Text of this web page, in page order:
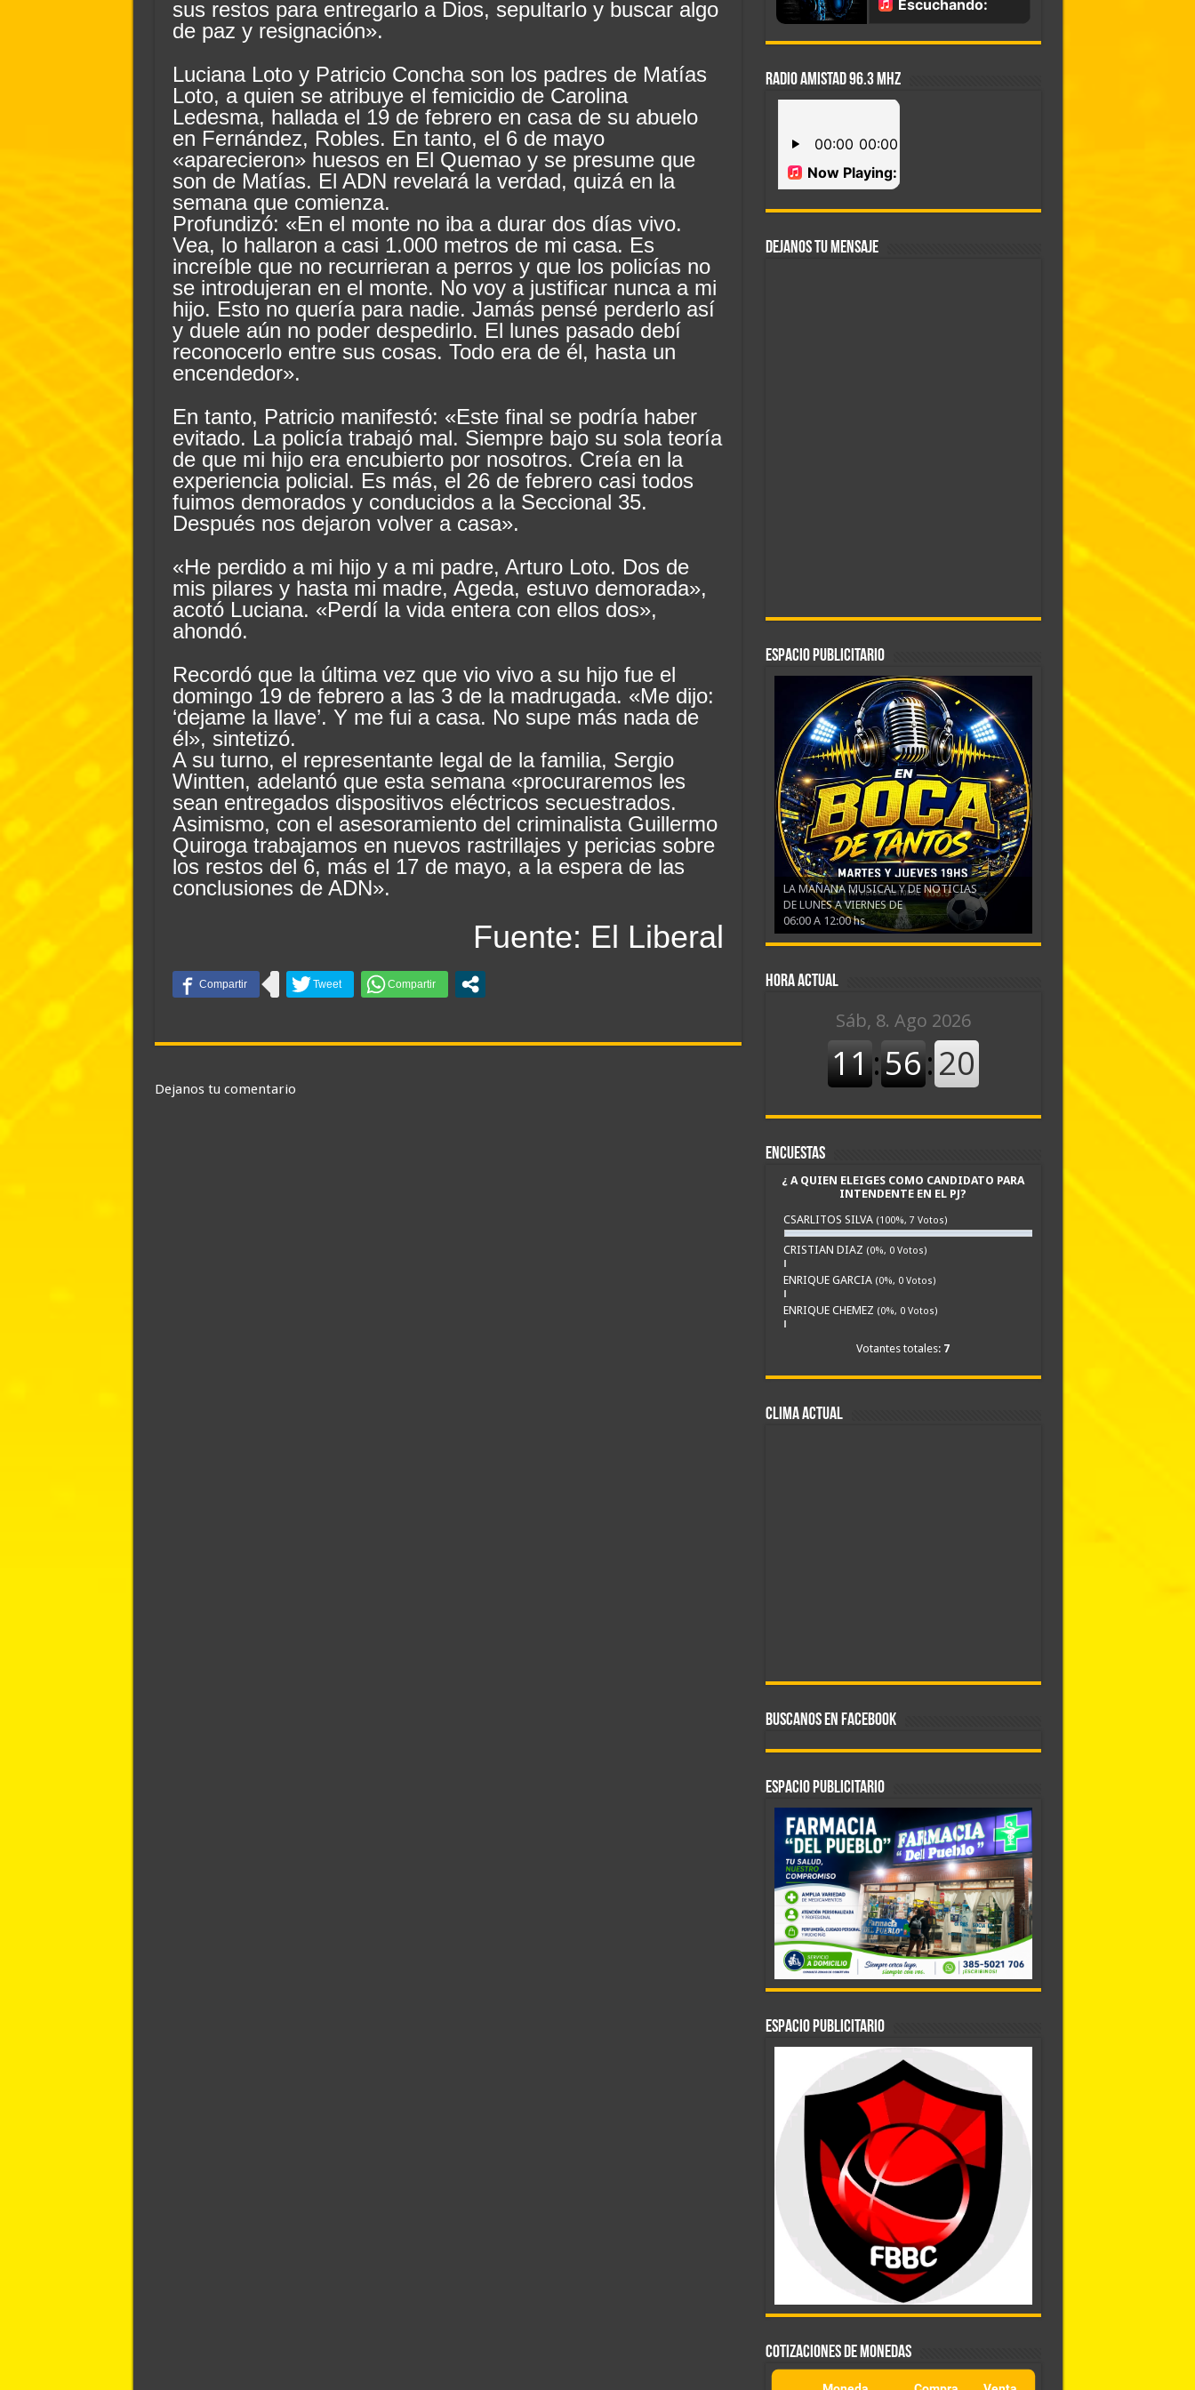
sus restos para entregarlo a Dios, sepultarlo y buscar algo
de paz y resignación».
Luciana Loto y Patricio Concha son los padres de Matías
Loto, a quien se atribuye el femicidio de Carolina
Ledesma, hallada el 19 de febrero en casa de su abuelo
en Fernández, Robles. En tanto, el 6 de mayo
«aparecieron» huesos en El Quemao y se presume que
son de Matías. El ADN revelará la verdad, quizá en la
semana que comienza.
Profundizó: «En el monte no iba a durar dos días vivo.
Vea, lo hallaron a casi 1.000 metros de mi casa. Es
increíble que no recurrieran a perros y que los policías no
se introdujeran en el monte. No voy a justificar nunca a mi
hijo. Esto no quería para nadie. Jamás pensé perderlo así
y duele aún no poder despedirlo. El lunes pasado debí
reconocerlo entre sus cosas. Todo era de él, hasta un
encendedor».
En tanto, Patricio manifestó: «Este final se podría haber
evitado. La policía trabajó mal. Siempre bajo su sola teoría
de que mi hijo era encubierto por nosotros. Creía en la
experiencia policial. Es más, el 26 de febrero casi todos
fuimos demorados y conducidos a la Seccional 35.
Después nos dejaron volver a casa».
«He perdido a mi hijo y a mi padre, Arturo Loto. Dos de
mis pilares y hasta mi madre, Ageda, estuvo demorada»,
acotó Luciana. «Perdí la vida entera con ellos dos»,
ahondó.
Recordó que la última vez que vio vivo a su hijo fue el
domingo 19 de febrero a las 3 de la madrugada. «Me dijo:
‘dejame la llave’. Y me fui a casa. No supe más nada de
él», sintetizó.
A su turno, el representante legal de la familia, Sergio
Wintten, adelantó que esta semana «procuraremos les
sean entregados dispositivos eléctricos secuestrados.
Asimismo, con el asesoramiento del criminalista Guillermo
Quiroga trabajamos en nuevos rastrillajes y pericias sobre
los restos del 6, más el 17 de mayo, a la espera de las
conclusiones de ADN».
Fuente: El Liberal
Dejanos tu comentario
RADIO AMISTAD 96.3 MHZ
DEJANOS TU MENSAJE
ESPACIO PUBLICITARIO
LA MAÑANA MUSICAL Y DE NOTICIAS
DE LUNES A VIERNES DE
06:00 A 12:00 hs
Hora actual
Encuestas
¿ A QUIEN ELEIGES COMO CANDIDATO PARA
INTENDENTE EN EL PJ?
CSARLITOS SILVA (100%, 7 Votos)
CRISTIAN DIAZ (0%, 0 Votos)
ENRIQUE GARCIA (0%, 0 Votos)
ENRIQUE CHEMEZ (0%, 0 Votos)
Votantes totales: 7
CLIMA ACTUAL
BUSCANOS EN FACEBOOK
ESPACIO PUBLICITARIO
ESPACIO PUBLICITARIO
COTIZACIONES DE MONEDAS